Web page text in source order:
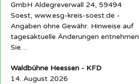
GmbH Aldegreverwall 24, 59494
Soest, www.esg-kreis-soest.de -
Angaben ohne Gewähr. Hinweise auf
tagesaktuelle Änderungen entnehmen
Sie…
Waldbühne Heessen - KFD
14. August 2026